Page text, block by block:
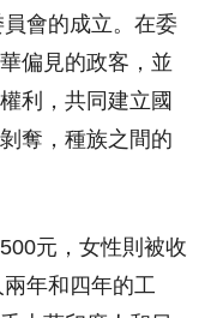
會的成立。在委
偏見的政客，並
利，共同建立國
奪，種族之間的
元，女性則被收
年和四年的工